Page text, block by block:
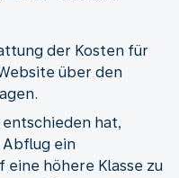
der Kosten für
über den
entschieden hat,
ein
höhere Klasse zu